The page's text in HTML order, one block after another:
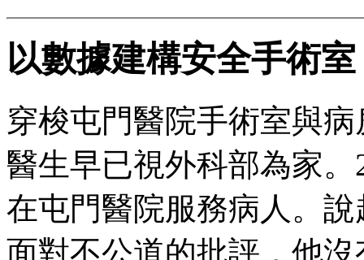
以數據建構安全手術
穿梭屯門醫院手術室與
醫生早已視外科部為家
在屯門醫院服務病人。
面對不公道的批評，他